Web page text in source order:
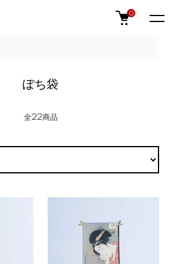
0
ぽち袋
全22商品